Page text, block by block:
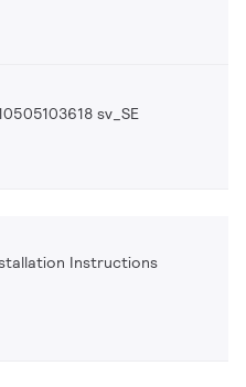
sv_SE
Instructions